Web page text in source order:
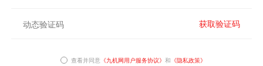
获取验证码
查看并同意 《九机网用户服务协议》 和 《隐私政策》